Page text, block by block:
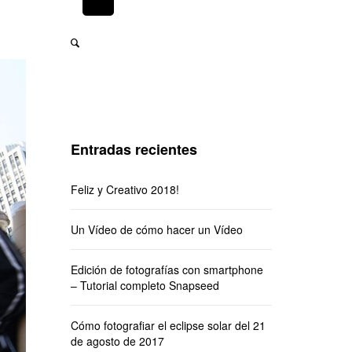
Entradas recientes
Feliz y Creativo 2018!
Un Vídeo de cómo hacer un Vídeo
Edición de fotografías con smartphone
– Tutorial completo Snapseed
Cómo fotografiar el eclipse solar del 21
de agosto de 2017